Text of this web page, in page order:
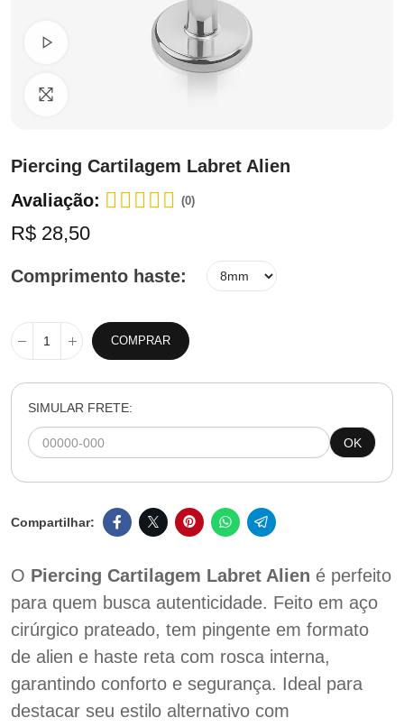
Piercing Cartilagem Labret Alien
Avaliação:
(0)
R$ 28,50
Comprimento haste
COMPRAR
SIMULAR FRETE:
OK
O Piercing Cartilagem Labret Alien é perfeito
para quem busca autenticidade. Feito em aço
cirúrgico prateado, tem pingente em formato
de alien e haste reta com rosca interna,
garantindo conforto e segurança. Ideal para
destacar seu estilo alternativo com